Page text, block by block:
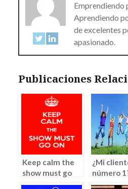
Emprendiendo
Aprendiendo
de excelentes
apasionado.
Publicaciones
Keep calm the
show must go
on! (by Iñigo
¿Mi
número
equipo